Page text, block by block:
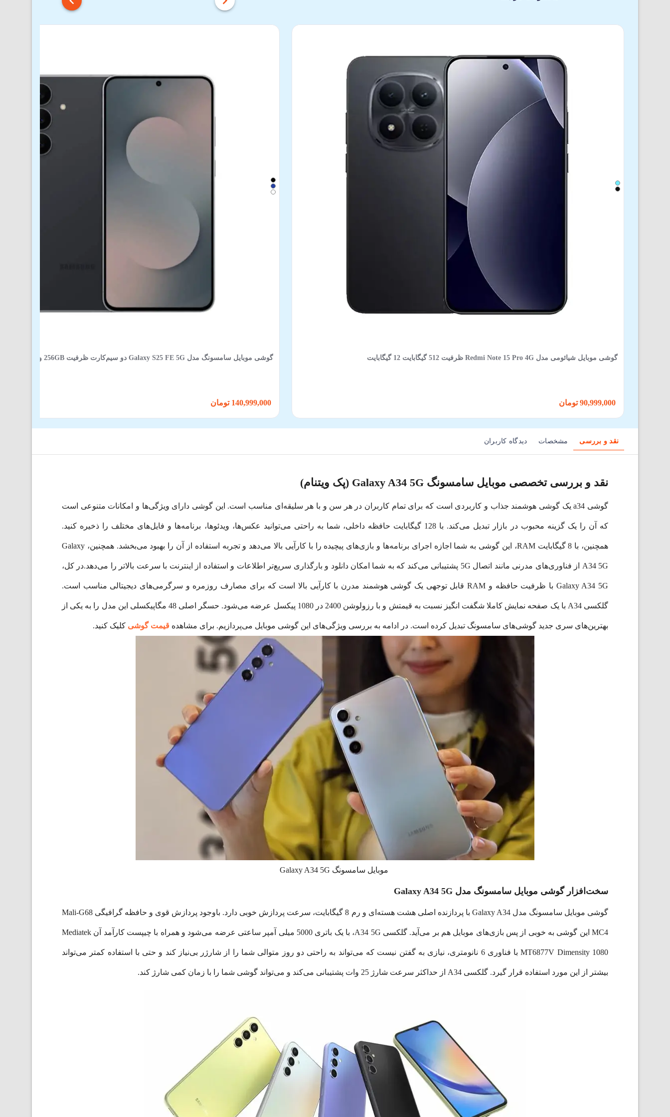
گوشی موبایل شیائومی مدل Redmi Note 15 Pro 4G ظرفیت 512 گیگابایت 12 گیگابایت گوشی موبایل سامسونگ مدل Galaxy S25 FE 5G دو سیم‌کارت ظرفیت 256GB و رم 8GB
نقد و بررسی مشخصات دیدگاه کاربران
نقد و بررسی تخصصی موبایل سامسونگ Galaxy A34 5G (پک ویتنام)
گوشی a34 یک گوشی هوشمند جذاب و کاربردی است که برای تمام کاربران در هر سن و با هر سلیقه‌ای مناسب است. این گوشی دارای ویژگی‌ها و امکانات متنوعی است
که آن را یک گزینه محبوب در بازار تبدیل می‌کند. با 128 گیگابایت حافظه داخلی، شما به راحتی می‌توانید عکس‌ها، ویدئوها، برنامه‌ها و فایل‌های مختلف را ذخیره کنید.
همچنین، با 8 گیگابایت RAM، این گوشی به شما اجازه اجرای برنامه‌ها و بازی‌های پیچیده را با کارآیی بالا می‌دهد و تجربه استفاده از آن را بهبود می‌بخشد. همچنین، Galaxy
A34 5G از فناوری‌های مدرنی مانند اتصال 5G پشتیبانی می‌کند که به شما امکان دانلود و بارگذاری سریع‌تر اطلاعات و استفاده از اینترنت با سرعت بالاتر را می‌دهد.در کل،
Galaxy A34 5G با ظرفیت حافظه و RAM قابل توجهی یک گوشی هوشمند مدرن با کارآیی بالا است که برای مصارف روزمره و سرگرمی‌های دیجیتالی مناسب است.
گلکسی A34 با یک صفحه نمایش کاملا شگفت انگیز نسبت به قیمتش و با رزولوشن 2400 در 1080 پیکسل عرضه می‌شود. حسگر اصلی 48 مگاپیکسلی این مدل را به یکی از
بهترین‌های سری جدید گوشی‌های سامسونگ تبدیل کرده است. در ادامه به بررسی ویژگی‌های این گوشی موبایل می‌پردازیم. برای مشاهده قیمت گوشی کلیک کنید.
موبایل سامسونگ Galaxy A34 5G
سخت‌افزار گوشی موبایل سامسونگ مدل Galaxy A34 5G
گوشی موبایل سامسونگ مدل Galaxy A34 با پردازنده اصلی هشت هسته‌ای و رم 8 گیگابایت، سرعت پردازش خوبی دارد. باوجود پردازش قوی و حافظه گرافیگی Mali-G68
MC4 این گوشی به خوبی از پس بازی‌های موبایل هم بر می‌آید. گلکسی A34 5G، با یک باتری 5000 میلی آمپر ساعتی عرضه می‌شود و همراه با چیپست کارآمد آن Mediatek
MT6877V Dimensity 1080 با فناوری 6 نانومتری، نیازی به گفتن نیست که می‌تواند به راحتی دو روز متوالی شما را از شارژر بی‌نیاز کند و حتی با استفاده کمتر می‌تواند
بیشتر از این مورد استفاده قرار گیرد. گلکسی A34 از حداکثر سرعت شارژ 25 وات پشتیبانی می‌کند و می‌تواند گوشی شما را با زمان کمی شارژ کند.